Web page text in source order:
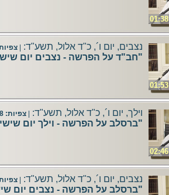
01:38
01:53
נצבים, יום ו´, כ"ד אלול, תשע"ד: | צפיות:
"חב"ד על הפרשה - נצבים יום
02:46
וילך, יום ו´, כ"ד אלול, תשע"ד: | צפיות: 338
"ברסלב על הפרשה - וילך יום
נצבים, יום ו´, כ"ד אלול, תשע"ד: | צפיות:
"ברסלב על הפרשה - נצבים יום